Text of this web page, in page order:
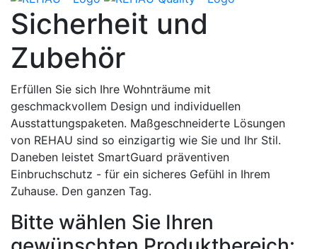
Sicherheit und
Zubehör
Erfüllen Sie sich Ihre Wohnträume mit
geschmackvollem Design und individuellen
Ausstattungspaketen. Maßgeschneiderte Lösungen
von REHAU sind so einzigartig wie Sie und Ihr Stil.
Daneben leistet SmartGuard präventiven
Einbruchschutz - für ein sicheres Gefühl in Ihrem
Zuhause. Den ganzen Tag.
Bitte wählen Sie Ihren